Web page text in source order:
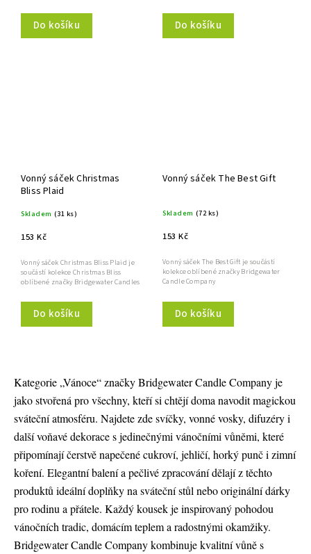
Do košíku Do košíku
Vonný sáček Christmas
Bliss Plaid
Skladem (31 ks)
153 Kč
Do košíku
Vonný sáček Christmas Bliss Plaid je
součástí kolekce Christmas Bliss
oblíbené značky Bridgewater Candles
Vonný sáček The Best Gift
Skladem (72 ks)
153 Kč
Do košíku
Vonný sáček The Best Gift je součástí
kolekce oblíbené značky Bridgewater
Candle Company
Kategorie „Vánoce“ značky Bridgewater Candle Company je
jako stvořená pro všechny, kteří si chtějí doma navodit magickou
sváteční atmosféru. Najdete zde svíčky, vonné vosky, difuzéry i
další voňavé dekorace s jedinečnými vánočními vůněmi, které
připomínají čerstvě napečené cukroví, jehličí, horký punč i zimní
koření. Elegantní balení a pečlivé zpracování dělají z těchto
produktů ideální doplňky na sváteční stůl nebo originální dárky
pro rodinu a přátele. Každý kousek je inspirovaný pohodou
vánočních tradic, domácím teplem a radostnými okamžiky.
Bridgewater Candle Company kombinuje kvalitní vůně s